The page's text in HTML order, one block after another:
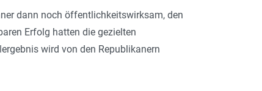
dann noch öffentlichkeitswirksam, den
Erfolg hatten die gezielten
wird von den Republikanern